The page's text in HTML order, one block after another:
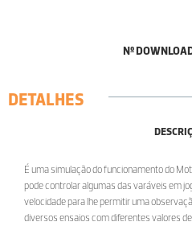
Nº
DETALHES
É uma simulação do funcionamento do
pode controlar algumas das varáveis em
velocidade para lhe permitir uma
diversos ensaios com diferentes valores